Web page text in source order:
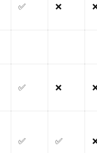
✅ ❌
✅ ❌
✅ ✅